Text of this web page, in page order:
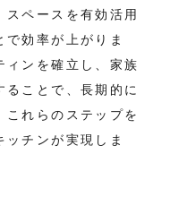
ペースを有効活用
で効率が上がりま
ィンを確立し、家族
ことで、長期的に
れらのステップを
チンが実現しま